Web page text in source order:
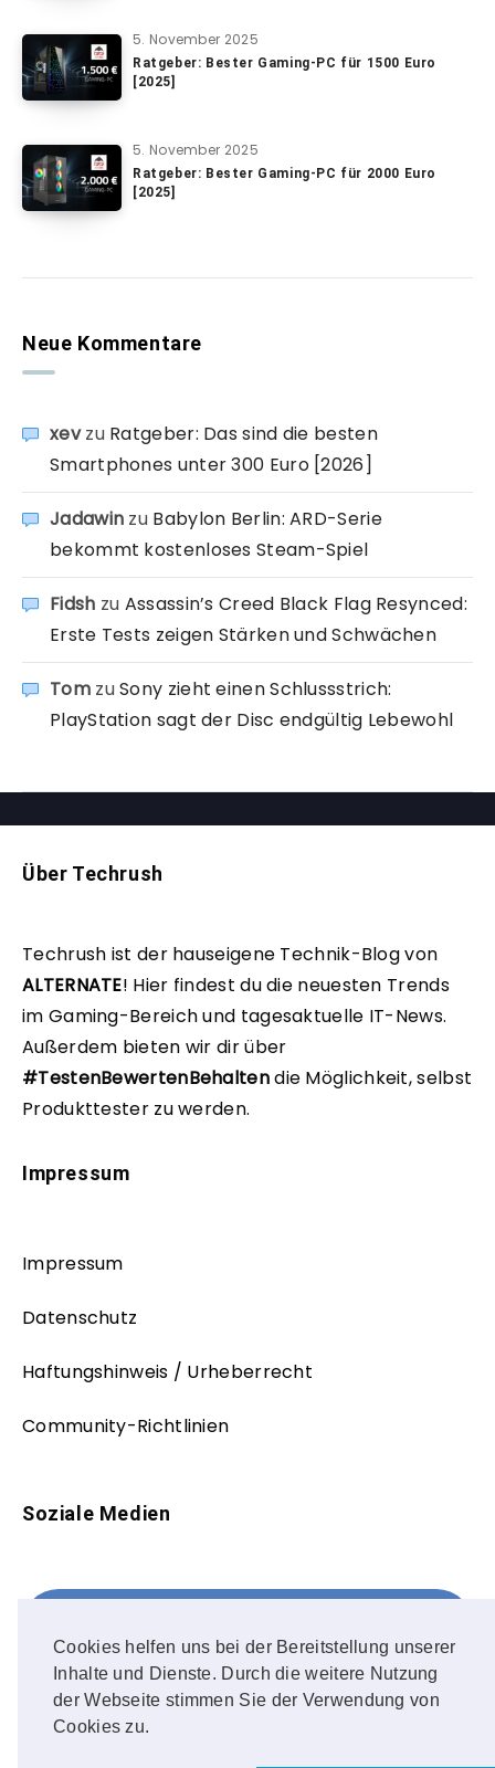
Cookies helfen uns bei der Bereitstellung unserer
Inhalte und Dienste. Durch die weitere Nutzung
der Webseite stimmen Sie der Verwendung von
Cookies zu.
5. November 2025
Ratgeber: Bester Gaming-PC für 1500 Euro
[2025]
5. November 2025
Ratgeber: Bester Gaming-PC für 2000 Euro
[2025]
Neue Kommentare
xevzu Ratgeber: Das sind die besten
Smartphones unter 300 Euro [2026]
Jadawin zu Babylon Berlin: ARD-Serie
bekommt kostenloses Steam-Spiel
Fidsh zu Assassin’s Creed Black Flag Resynced:
Erste Tests zeigen Stärken und Schwächen
TomzuSony zieht einen Schlussstrich:
PlayStation sagt der Disc endgültig Lebewohl
Über Techrush
Techrush ist der hauseigene Technik-Blog von
ALTERNATE! Hier findest du die neuesten Trends
im Gaming-Bereich und tagesaktuelle IT-News.
Außerdem bieten wir dir über
#TestenBewertenBehaltendie Möglichkeit, selbst
Produkttester zu werden.
Impressum
Impressum
Datenschutz
Haftungshinweis / Urheberrecht
Community-Richtlinien
Soziale Medien
FOLLOW ME!
Instagram
OUR PHOTOS!